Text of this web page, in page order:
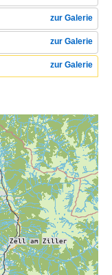
zur Galerie
zur Galerie
zur Galerie